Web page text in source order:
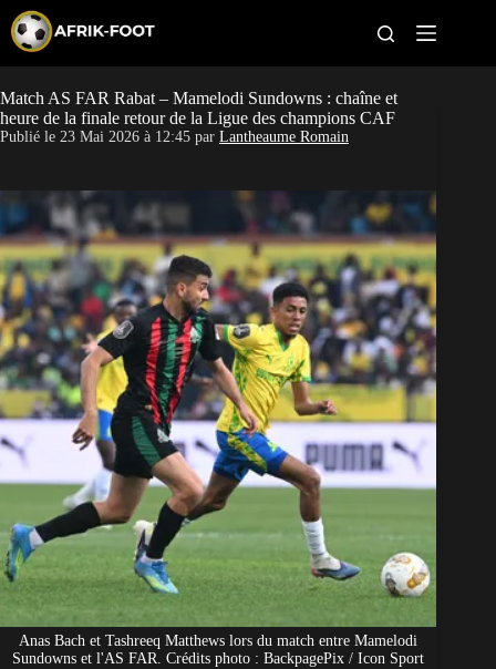
p
t
o
c
o
t
e
n
t
CAN féminine
Pays
Clubs
Classement
Paris sportifs
Match AS FAR Rabat – Mamelodi Sundowns : chaîne et
heure de la finale retour de la Ligue des champions CAF
Publié le 23 Mai 2026 à 12:45 par Lantheaume Romain
Anas Bach et Tashreeq Matthews lors du match entre Mamelodi
Sundowns et l'AS FAR. Crédits photo : BackpagePix / Icon Sport